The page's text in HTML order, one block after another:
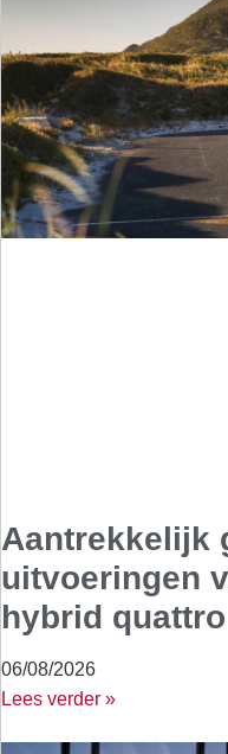
Aantrekkelijk
uitvoeringen
hybrid quattro
06/08/2026
Lees verder »